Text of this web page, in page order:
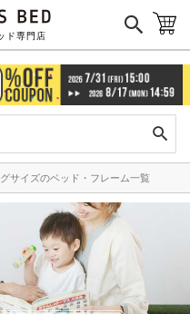
ド専門店
サイズのベッド・フレーム一覧